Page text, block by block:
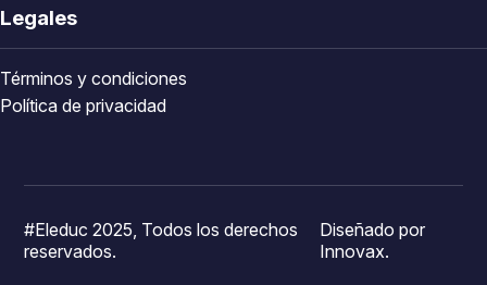
Legales
Términos y condiciones
Política de privacidad
#Eleduc 2025, Todos los derechos
reservados.
Diseñado por
Innovax.